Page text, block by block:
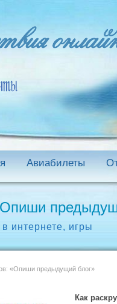
Авиабилеты
в интернете, игры
«Опиши предыдущий блог»
Как